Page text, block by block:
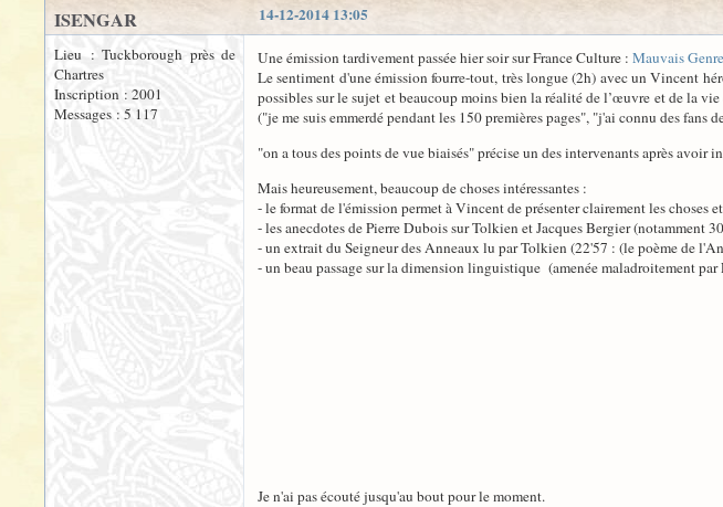
14-12-2014 13:05
ISENGAR
Lieu : Tuckborough près de
Chartres
Inscription : 2001
Messages : 5 117
Une émission tardivement passée hier soir sur France Culture : Mauvais Genre
Le sentiment d'une émission fourre-tout, très longue (2h) avec un Vincent
possibles sur le sujet et beaucoup moins bien la réalité de l’œuvre et de la
("je me suis emmerdé pendant les 150 premières pages", "j'ai connu des
"on a tous des points de vue biaisés" précise un des intervenants après avoir
Mais heureusement, beaucoup de choses intéressantes :
- le format de l'émission permet à Vincent de présenter clairement les choses
- les anecdotes de Pierre Dubois sur Tolkien et Jacques Bergier (notamment
- un extrait du Seigneur des Anneaux lu par Tolkien (22'57 : (le poème de
- un beau passage sur la dimension linguistique (amenée maladroitement
Je n'ai pas écouté jusqu'au bout pour le moment.